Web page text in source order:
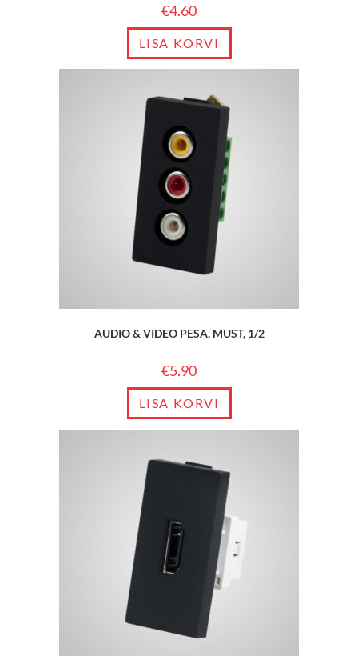
€4.60
LISA KORVI
AUDIO & VIDEO PESA, MUST, 1/2
€5.90
LISA KORVI